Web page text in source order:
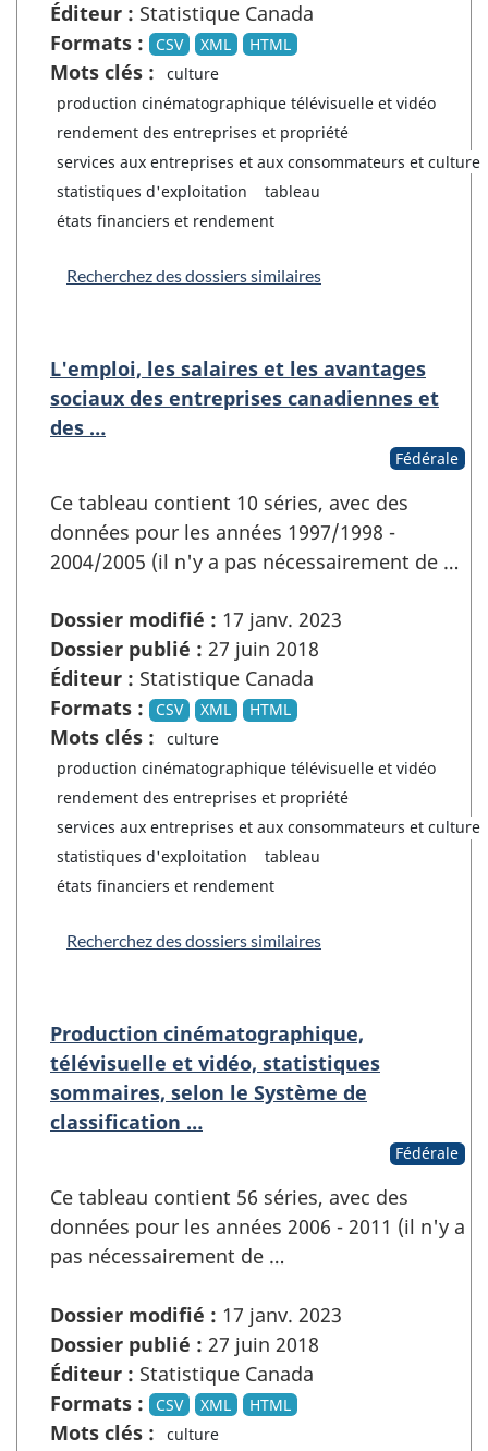
Éditeur : Statistique Canada
Formats :
CSV XML HTML
Mots clés :
culture
production cinématographique télévisuelle et vidéo
rendement des entreprises et propriété
services aux entreprises et aux consommateurs et culture
statistiques d'exploitation
tableau
états financiers et rendement
Recherchez des dossiers similaires
L'emploi, les salaires et les avantages
sociaux des entreprises canadiennes et
des …
Fédérale
Ce tableau contient 10 séries, avec des
données pour les années 1997/1998 -
2004/2005 (il n'y a pas nécessairement de …
Dossier modifié : 17 janv. 2023
Dossier publié : 27 juin 2018
Éditeur : Statistique Canada
Formats :
CSV XML HTML
Mots clés :
culture
production cinématographique télévisuelle et vidéo
rendement des entreprises et propriété
services aux entreprises et aux consommateurs et culture
statistiques d'exploitation
tableau
états financiers et rendement
Recherchez des dossiers similaires
Production cinématographique,
télévisuelle et vidéo, statistiques
sommaires, selon le Système de
classification …
Fédérale
Ce tableau contient 56 séries, avec des
données pour les années 2006 - 2011 (il n'y a
pas nécessairement de …
Dossier modifié : 17 janv. 2023
Dossier publié : 27 juin 2018
Éditeur : Statistique Canada
Formats :
CSV XML HTML
Mots clés :
culture